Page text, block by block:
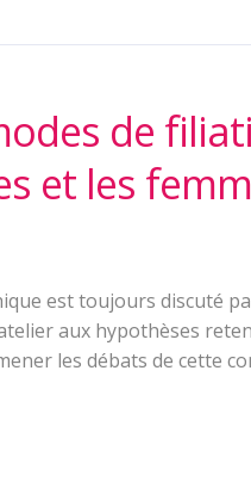
de
et les
est toujours discuté
aux hypothèses
les débats de cette